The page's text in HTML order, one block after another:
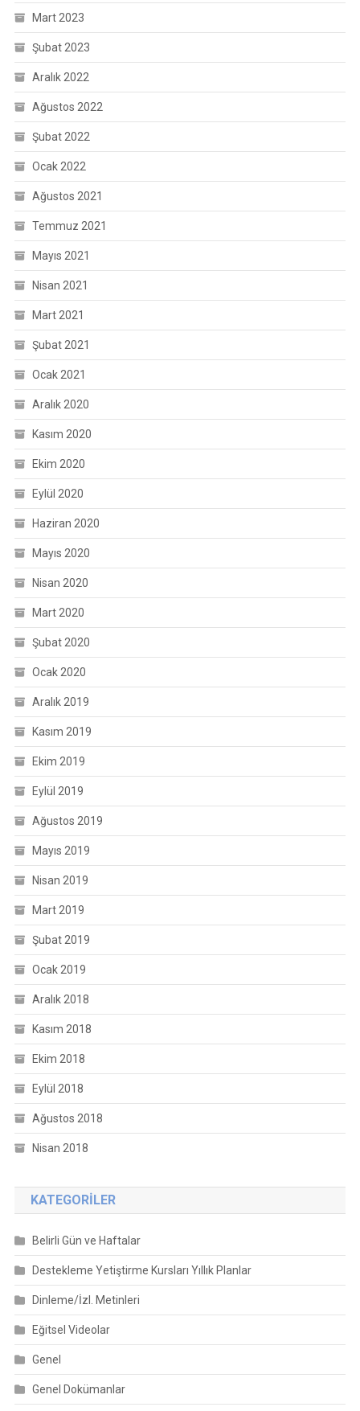
Mart 2023
Şubat 2023
Aralık 2022
Ağustos 2022
Şubat 2022
Ocak 2022
Ağustos 2021
Temmuz 2021
Mayıs 2021
Nisan 2021
Mart 2021
Şubat 2021
Ocak 2021
Aralık 2020
Kasım 2020
Ekim 2020
Eylül 2020
Haziran 2020
Mayıs 2020
Nisan 2020
Mart 2020
Şubat 2020
Ocak 2020
Aralık 2019
Kasım 2019
Ekim 2019
Eylül 2019
Ağustos 2019
Mayıs 2019
Nisan 2019
Mart 2019
Şubat 2019
Ocak 2019
Aralık 2018
Kasım 2018
Ekim 2018
Eylül 2018
Ağustos 2018
Nisan 2018
KATEGORILER
Belirli Gün ve Haftalar
Destekleme Yetiştirme Kursları Yıllık Planlar
Dinleme/İzl. Metinleri
Eğitsel Videolar
Genel
Genel Dokümanlar